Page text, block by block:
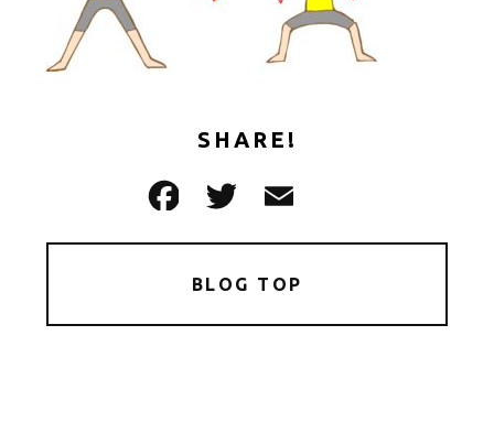
SHARE!
BLOG TOP